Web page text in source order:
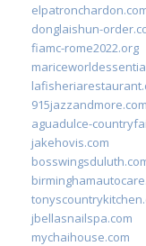
donglaishun-
fiamc-rome2022.org
915jazzandmore.com
aguadulce-
jakehovis.com
jbellasnailspa.com
mychaihouse.com